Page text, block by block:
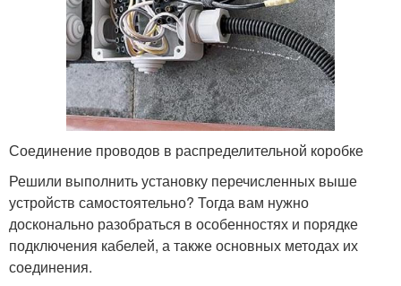
Соединение проводов в распределительной коробке
Решили выполнить установку перечисленных выше
устройств самостоятельно? Тогда вам нужно
досконально разобраться в особенностях и порядке
подключения кабелей, а также основных методах их
соединения.